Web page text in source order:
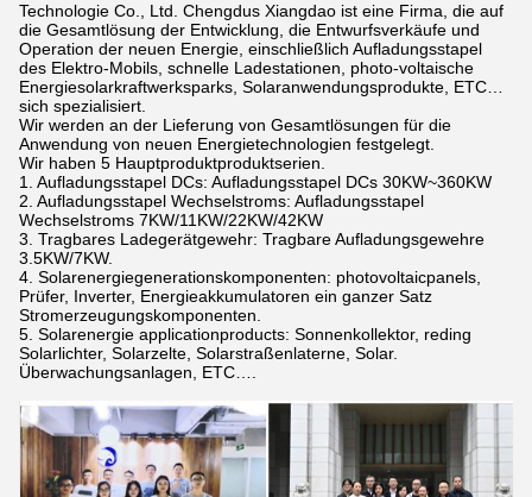
Technologie Co., Ltd. Chengdus Xiangdao ist eine Firma, die auf
die Gesamtlösung der Entwicklung, die Entwurfsverkäufe und
Operation der neuen Energie, einschließlich Aufladungsstapel
des Elektro-Mobils, schnelle Ladestationen, photo-voltaische
Energiesolarkraftwerksparks, Solaranwendungsprodukte, ETC…
sich spezialisiert.
Wir werden an der Lieferung von Gesamtlösungen für die
Anwendung von neuen Energietechnologien festgelegt.
Wir haben 5 Hauptproduktproduktserien.
1. Aufladungsstapel DCs: Aufladungsstapel DCs 30KW~360KW
2. Aufladungsstapel Wechselstroms: Aufladungsstapel
Wechselstroms 7KW/11KW/22KW/42KW
3. Tragbares Ladegerätgewehr: Tragbare Aufladungsgewehre
3.5KW/7KW.
4. Solarenergiegenerationskomponenten: photovoltaicpanels,
Prüfer, Inverter, Energieakkumulatoren ein ganzer Satz
Stromerzeugungskomponenten.
5. Solarenergie applicationproducts: Sonnenkollektor, reding
Solarlichter, Solarzelte, Solarstraßenlaterne, Solar.
Überwachungsanlagen, ETC….